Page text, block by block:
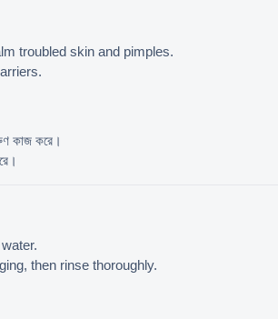
troubled skin and pimples.
কাজ করে।
then rinse thoroughly.